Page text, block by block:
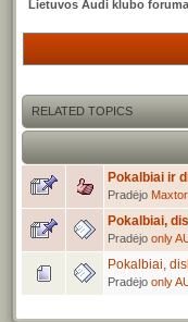
Lietuvos Audi klubo
RELATED TOPICS
Pokalbiai ir
Pradėjo Maxtor
Pokalbiai,
Pradėjo only
Pokalbiai,
Pradėjo only